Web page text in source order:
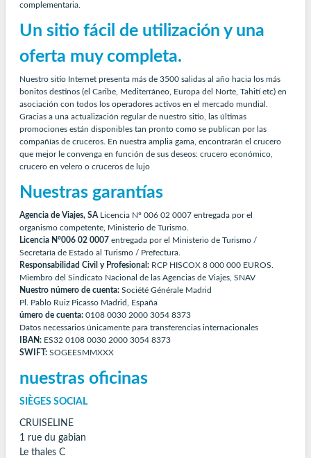
complementaria.
Un sitio fácil de utilización y una
oferta muy completa.
Nuestro sitio Internet presenta más de 3500 salidas al año hacia los más
bonitos destinos (el Caribe, Mediterráneo, Europa del Norte, Tahití etc) en
asociación con todos los operadores activos en el mercado mundial.
Gracias a una actualización regular de nuestro sitio, las últimas
promociones están disponibles tan pronto como se publican por las
compañías de cruceros. En nuestra amplia gama, encontrarán el crucero
que mejor le convenga en función de sus deseos: crucero económico,
crucero en velero o cruceros de lujo
Nuestras garantías
Agencia de Viajes, SA Licencia Nº 006 02 0007 entregada por el
organismo competente, Ministerio de Turismo.
Licencia N°006 02 0007 entregada por el Ministerio de Turismo /
Secretaría de Estado al Turismo / Prefectura.
Responsabilidad Civil y Profesional: RCP HISCOX 8 000 000 EUROS.
Miembro del Sindicato Nacional de las Agencias de Viajes, SNAV
Nuestro número de cuenta: Société Générale Madrid
Pl. Pablo Ruiz Picasso Madrid, España
úmero de cuenta: 0108 0030 2000 3054 8373
Datos necessarios únicamente para transferencias internacionales
IBAN: ES32 0108 0030 2000 3054 8373
SWIFT: SOGEESMMXXX
nuestras oficinas
SIÈGES SOCIAL
CRUISELINE
1 rue du gabian
Le thales C